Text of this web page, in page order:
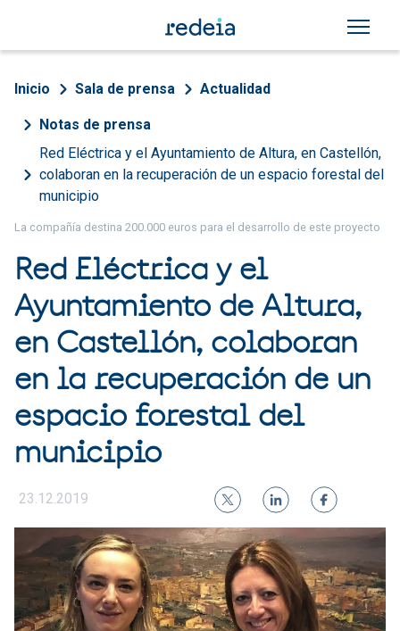
Sobrescribir enlaces de
Inicio Sala de prensa Actualidad
Notas de prensa
Red Eléctrica y el Ayuntamiento de Altura, en Castellón,
colaboran en la recuperación de un espacio forestal del
municipio
La compañía destina 200.000 euros para el desarrollo de este proyecto
Red Eléctrica y el
Ayuntamiento de Altura,
en Castellón, colaboran
en la recuperación de un
espacio forestal del
municipio
23.12.2019